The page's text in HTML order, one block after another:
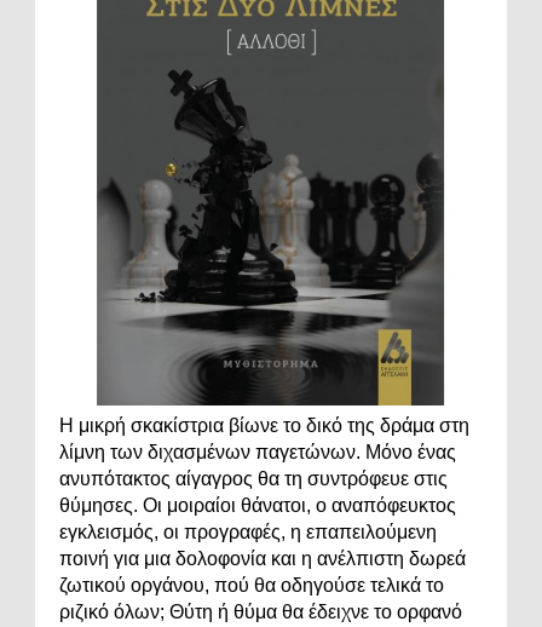
Η μικρή σκακίστρια βίωνε το δικό της δράμα στη
λίμνη των διχασμένων παγετώνων. Μόνο ένας
ανυπότακτος αίγαγρος θα τη συντρόφευε στις
θύμησες. Οι μοιραίοι θάνατοι, ο αναπόφευκτος
εγκλεισμός, οι προγραφές, η επαπειλούμενη
ποινή για μια δολοφονία και η ανέλπιστη δωρεά
ζωτικού οργάνου, πού θα οδηγούσε τελικά το
ριζικό όλων; Θύτη ή θύμα θα έδειχνε το ορφανό